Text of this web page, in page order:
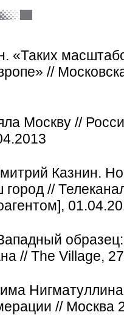
«Таких
//
Москву //
Казнин.
//
образец:
// The Village,
// Москва